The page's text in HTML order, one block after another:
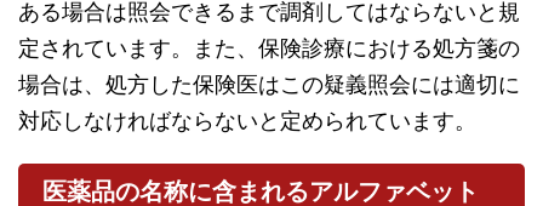
ある場合は照会できるまで調剤してはならないと規
定されています。また、保険診療における処方箋の
場合は、処方した保険医はこの疑義照会には適切に
対応しなければならないと定められています。
医薬品の名称に含まれるアルファベット